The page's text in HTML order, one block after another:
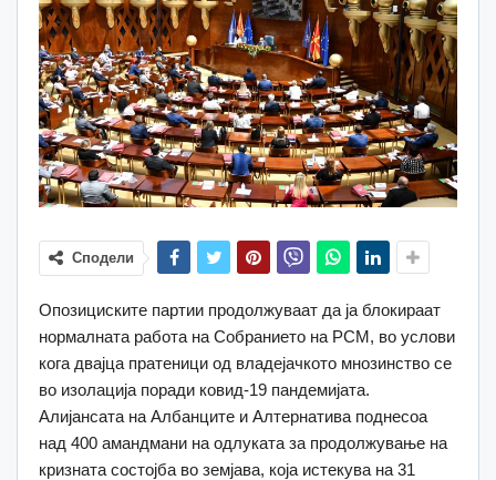
Сподели
Опозициските партии продолжуваат да ја блокираат
нормалната работа на Собранието на РСМ, во услови
кога двајца пратеници од владејачкото мнозинство се
во изолација поради ковид-19 пандемијата.
Алијансата на Албанците и Алтернатива поднесоа
над 400 амандмани на одлуката за продолжување на
кризната состојба во земјава, која истекува на 31